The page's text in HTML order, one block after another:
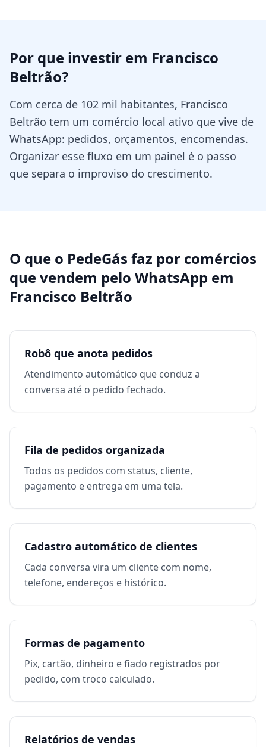
Por que investir em Francisco
Beltrão?
Com cerca de 102 mil habitantes, Francisco
Beltrão tem um comércio local ativo que vive de
WhatsApp: pedidos, orçamentos, encomendas.
Organizar esse fluxo em um painel é o passo
que separa o improviso do crescimento.
O que o PedeGás faz por comércios
que vendem pelo WhatsApp em
Francisco Beltrão
Robô que anota pedidos
Atendimento automático que conduz a
conversa até o pedido fechado.
Fila de pedidos organizada
Todos os pedidos com status, cliente,
pagamento e entrega em uma tela.
Cadastro automático de clientes
Cada conversa vira um cliente com nome,
telefone, endereços e histórico.
Formas de pagamento
Pix, cartão, dinheiro e fiado registrados por
pedido, com troco calculado.
Relatórios de vendas